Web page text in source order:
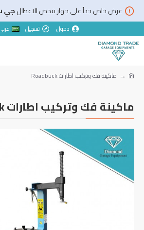
عرض خاص جداً على جهاز فحص الاعطالجي
دخول تسجيل
ماكينة فك وتركيب اطارات Roadbuck
ماكينة فك وتركيب اطارات Roadbuck